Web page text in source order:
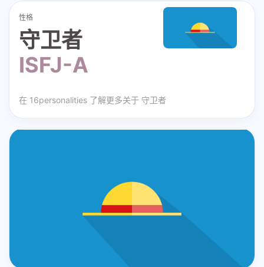
性格
守卫者
ISFJ-A
在 16personalities 了解更多关于 守卫者